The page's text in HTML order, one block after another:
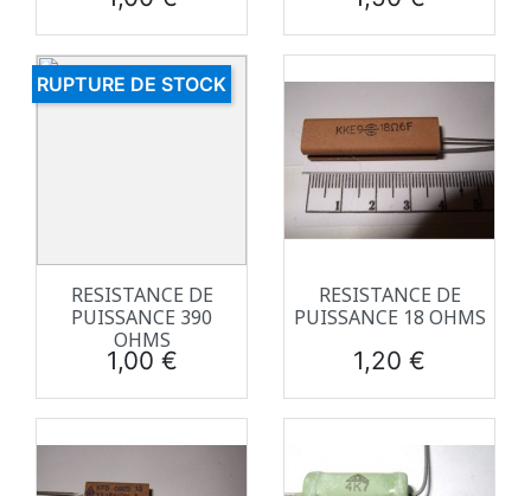
RESISTANCE DE
PUISSANCE 390
OHMS
Prix
1,00 €
RUPTURE DE STOCK
RESISTANCE DE
PUISSANCE 18 OHMS
Prix
1,20 €